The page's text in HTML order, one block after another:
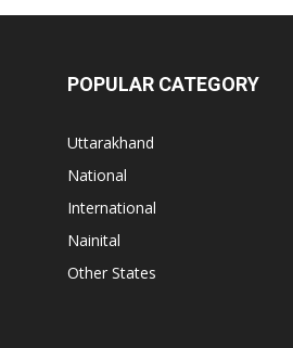
POPULAR CATEGORY
Uttarakhand
National
International
Nainital
Other States